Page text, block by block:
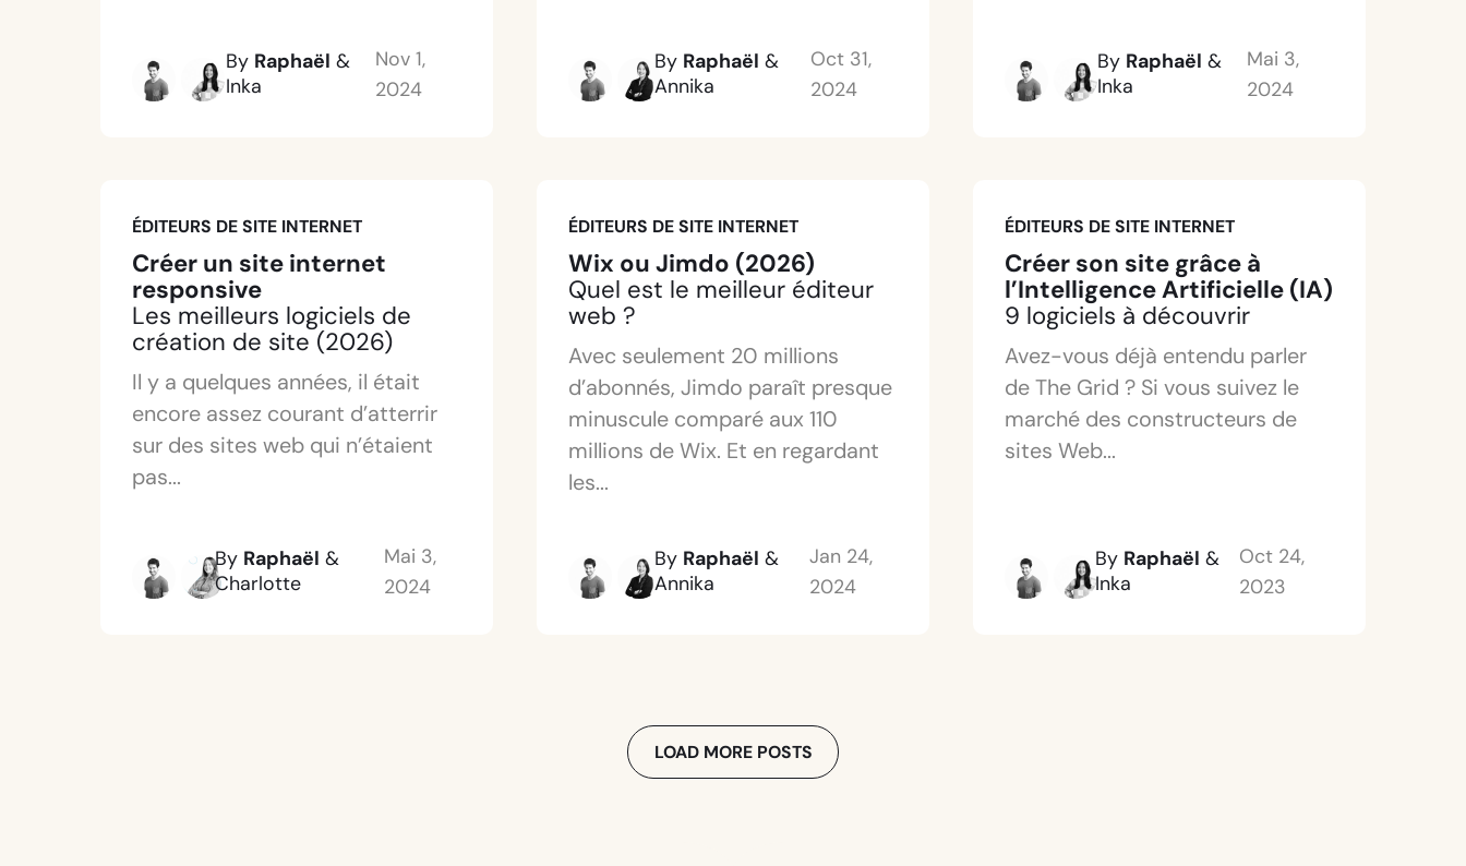
By Raphaël &
Inka
Nov 1,
2024
By Raphaël &
Annika
Oct 31,
2024
By Raphaël &
Inka
Mai 3,
2024
ÉDITEURS DE SITE INTERNET
Créer un site internet
responsive
Les meilleurs logiciels de
création de site (2026)
Il y a quelques années, il était
encore assez courant d’atterrir
sur des sites web qui n’étaient
pas...
By Raphaël &
Charlotte
Mai 3,
2024
ÉDITEURS DE SITE INTERNET
Wix ou Jimdo (2026)
Quel est le meilleur éditeur
web ?
Avec seulement 20 millions
d’abonnés, Jimdo paraît presque
minuscule comparé aux 110
millions de Wix. Et en regardant
les...
By Raphaël &
Annika
Jan 24,
2024
ÉDITEURS DE SITE INTERNET
Créer son site grâce à
l’Intelligence Artificielle (IA)
9 logiciels à découvrir
Avez-vous déjà entendu parler
de The Grid ? Si vous suivez le
marché des constructeurs de
sites Web...
By Raphaël &
Inka
Oct 24,
2023
LOAD MORE POSTS